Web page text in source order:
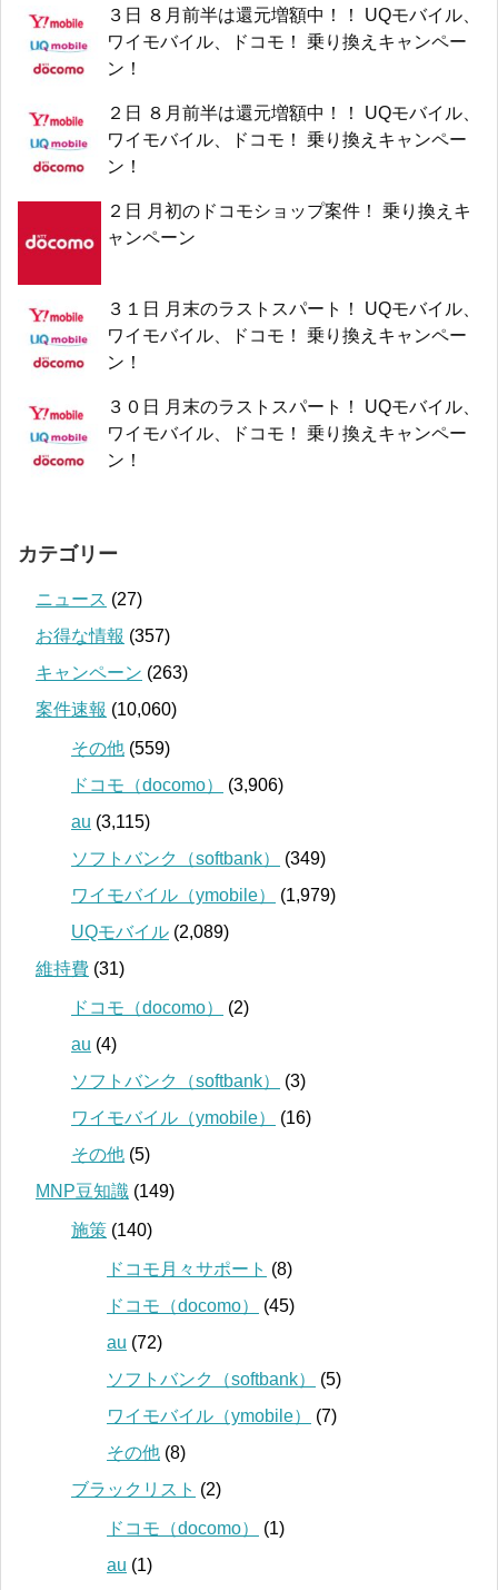
３日 ８月前半は還元増額中！！ UQモバイル、
ワイモバイル、ドコモ！ 乗り換えキャンペー
ン！
２日 ８月前半は還元増額中！！ UQモバイル、
ワイモバイル、ドコモ！ 乗り換えキャンペー
ン！
２日 月初のドコモショップ案件！ 乗り換えキ
ャンペーン
３１日 月末のラストスパート！ UQモバイル、
ワイモバイル、ドコモ！ 乗り換えキャンペー
ン！
３０日 月末のラストスパート！ UQモバイル、
ワイモバイル、ドコモ！ 乗り換えキャンペー
ン！
カテゴリー
ニュース (27)
お得な情報 (357)
キャンペーン (263)
案件速報 (10,060)
その他 (559)
ドコモ（docomo）
(3,906)
au (3,115)
ソフトバンク（softbank）
(349)
ワイモバイル（ymobile）
(1,979)
UQモバイル (2,089)
維持費 (31)
ドコモ（docomo）
(2)
au (4)
ソフトバンク（softbank）
(3)
ワイモバイル（ymobile）
(16)
その他 (5)
MNP豆知識 (149)
施策 (140)
ドコモ月々サポート (8)
ドコモ（docomo）
(45)
au (72)
ソフトバンク（softbank）
(5)
ワイモバイル（ymobile）
(7)
その他 (8)
ブラックリスト (2)
ドコモ（docomo）
(1)
au (1)